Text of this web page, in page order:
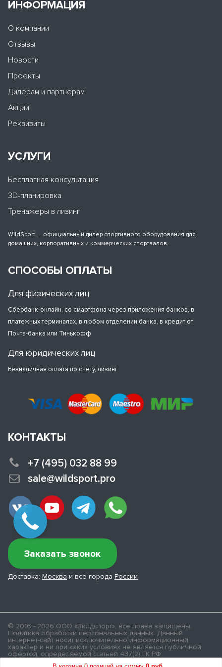
ИНФОРМАЦИЯ
О компании
Отзывы
Новости
Проекты
Дилерам и партнерам
Акции
Реквизиты
УСЛУГИ
Бесплатная консультация
3D-планировка
Тренажеры в лизинг
WildSport — официальный дилер спортивного оборудования для
домашних, корпоративных и коммерческих спортзалов.
СПОСОБЫ ОПЛАТЫ
Для физических лиц
Сбербанк-онлайн, со смартфона через приложения банков, в
платежных терминалах, в любом отделении банка, в кредит от
Почта-банка или Тинькофф
Для юридических лиц
Безналичная оплата по счету, лизинг
КОНТАКТЫ
+7 (495) 032 88 99
sale@wildsport.pro
Заказать звонок
Доставка: Москва и все города России
© 2016 - 2026 ООО «Вилдспорт», все права защищены.
Политика обработки персональных данных. Данный
интернет-сайт носит исключительно информационный
характер и ни при каких условиях не является публичной
офертой, определяемой статьей 437(2) ГК РФ.